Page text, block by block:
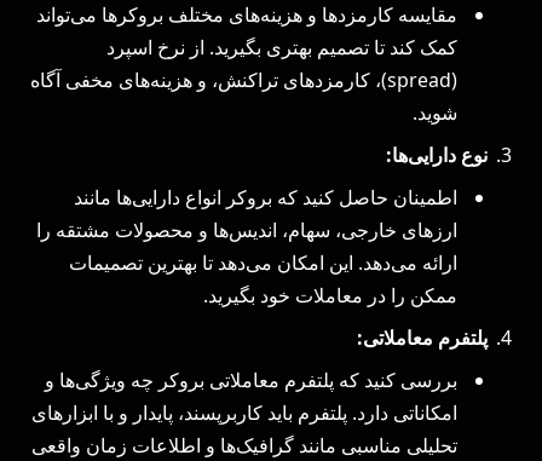
مقایسه کارمزدها و هزینه‌های مختلف بروکرها می‌تواند
کمک کند تا تصمیم بهتری بگیرید. از نرخ اسپرد
(spread)، کارمزدهای تراکنش، و هزینه‌های مخفی آگاه
شوید.
نوع دارایی‌ها:
اطمینان حاصل کنید که بروکر انواع دارایی‌ها مانند
ارزهای خارجی، سهام، اندیس‌ها و محصولات مشتقه را
ارائه می‌دهد. این امکان می‌دهد تا بهترین تصمیمات
ممکن را در معاملات خود بگیرید.
پلتفرم معاملاتی:
بررسی کنید که پلتفرم معاملاتی بروکر چه ویژگی‌ها و
امکاناتی دارد. پلتفرم باید کاربرپسند، پایدار و با ابزارهای
تحلیلی مناسبی مانند گرافیک‌ها و اطلاعات زمان واقعی